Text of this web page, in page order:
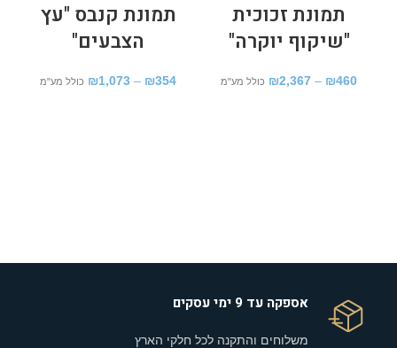
תמונת זכוכית
"שיקוף יוקרה"
₪460
–
₪2,367 כולל מע"מ
תמונת קנבס "עץ
הצבעים"
₪354
–
₪1,073 כולל מע"מ
אספקה עד 9 ימי עסקים
משלוחים והתקנה לכל חלקי הארץ